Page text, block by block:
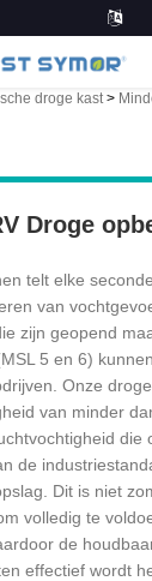
droge kast>
Droge
telt elke
van
zijn geopend
5 en 6)
Onze
van minder
die
de
Dit is niet
volledig te
de
effectief wordt